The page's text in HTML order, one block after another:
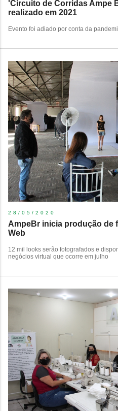
'Circuito de Corridas Ampe
realizado em 2021
​Evento foi adiado por conta da
28/05/2020
AmpeBr inicia produção de
Web
​12 mil looks serão fotografados e
negócios virtual que ocorre em julho